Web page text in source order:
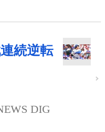
続逆転
DIG